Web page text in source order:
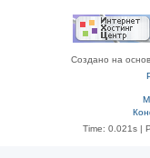
Создано на
Time: 0.021s|